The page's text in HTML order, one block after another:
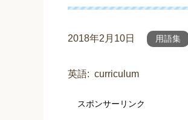
2018年2月10日 用語集
英語 curriculum
スポンサーリンク